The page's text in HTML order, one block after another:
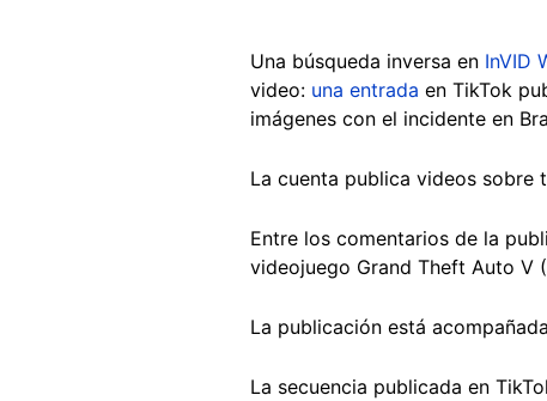
Una búsqueda inversa en InVID
video: una entrada en TikTok
imágenes con el incidente en
La cuenta publica videos
Entre los comentarios de la
videojuego Grand Theft Auto V
La publicación está
La secuencia publicada en